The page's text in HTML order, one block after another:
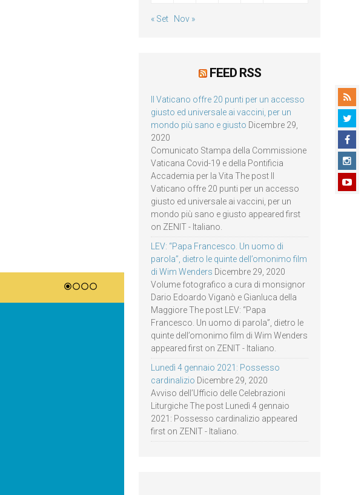
« Set Nov »
FEED RSS
Il Vaticano offre 20 punti per un accesso
giusto ed universale ai vaccini, per un
mondo più sano e giusto Dicembre 29,
2020
Comunicato Stampa della Commissione
Vaticana Covid-19 e della Pontificia
Accademia per la Vita The post Il
Vaticano offre 20 punti per un accesso
giusto ed universale ai vaccini, per un
mondo più sano e giusto appeared first
on ZENIT - Italiano.
LEV: “Papa Francesco. Un uomo di
parola”, dietro le quinte dell’omonimo film
di Wim Wenders Dicembre 29, 2020
Volume fotografico a cura di monsignor
Dario Edoardo Viganò e Gianluca della
Maggiore The post LEV: “Papa
Francesco. Un uomo di parola”, dietro le
quinte dell’omonimo film di Wim Wenders
appeared first on ZENIT - Italiano.
Lunedì 4 gennaio 2021: Possesso
cardinalizio Dicembre 29, 2020
Avviso dell’Ufficio delle Celebrazioni
Liturgiche The post Lunedì 4 gennaio
2021: Possesso cardinalizio appeared
first on ZENIT - Italiano.